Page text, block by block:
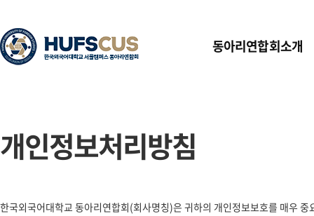
동아리연합회소개
개인정보처리방침
한국외국어대학교 동아리연합회(회사명칭)은 귀하의 개인정보보호를 매우